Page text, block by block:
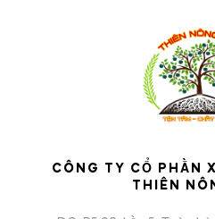
CÔNG TY CỔ PHẦN
THIÊN